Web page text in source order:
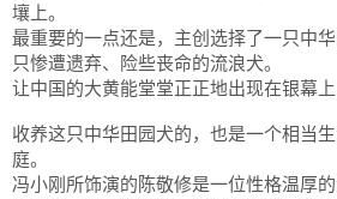
壤上。
最重要的一点还是，主创选择了一只中
只惨遭遗弃、险些丧命的流浪犬。
让中国的大黄能堂堂正正地出现在银幕上
收养这只中华田园犬的，也是一个相当
庭。
冯小刚所饰演的陈敬修是一位性格温厚